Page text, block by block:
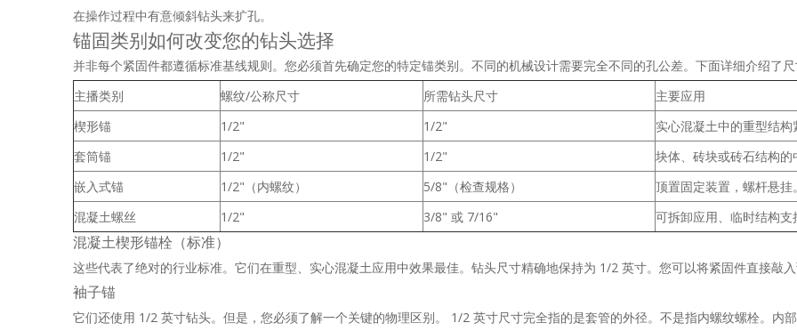
在操作过程中有意倾斜钻头来扩孔。
锚固类别如何改变您的钻头选择
并非每个紧固件都遵循标准基线规则。您必须首先确定您的特定锚类别。不同的机械设计需要完全不同的孔公差。下面详细介绍了尺
主播类别
螺纹/公称尺寸 所需钻头尺寸
主要应用
楔形锚
1/2" 1/2"
实心混凝土中的重型结构
套筒锚
1/2" 1/2"
块体、砖块或砖石结构的
嵌入式锚
1/2"（内螺纹） 5/8"（检查规格）
顶置固定装置，螺杆悬挂。
混凝土螺丝
1/2" 3/8" 或 7/16" 可拆卸应用、临时结构支
混凝土楔形锚栓（标准）
这些代表了绝对的行业标准。它们在重型、实心混凝土应用中效果最佳。钻头尺寸精确地保持为 1/2 英寸。您可以将紧固件直接敲
袖子锚
它们还使用 1/2 英寸钻头。但是，您必须了解一个关键的物理区别。 1/2 英寸尺寸完全指的是套管的外径。不是指内螺纹螺栓。内